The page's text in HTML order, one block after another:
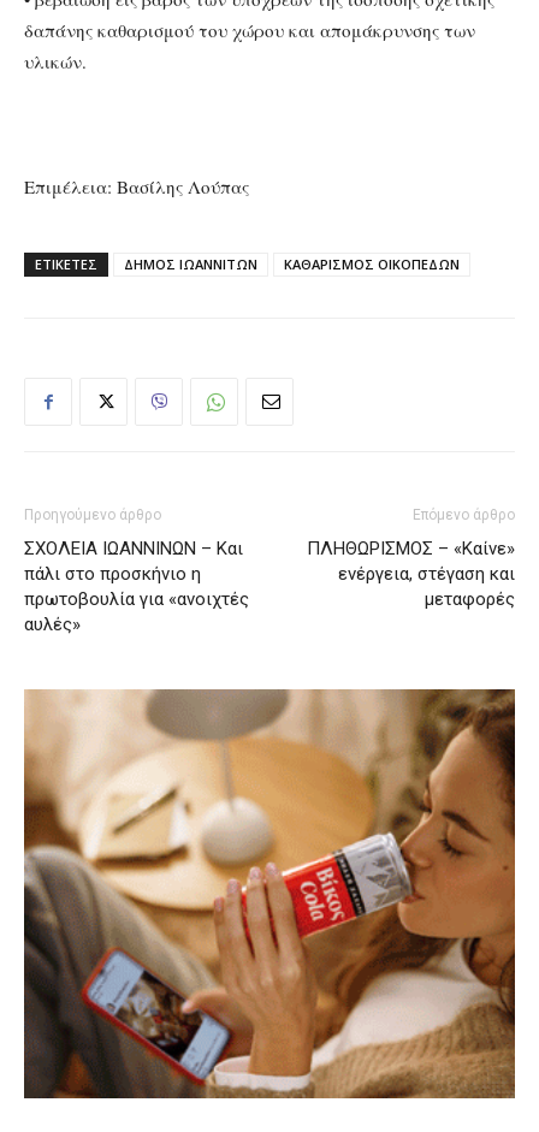
δαπάνης καθαρισμού του χώρου και απομάκρυνσης των
υλικών.
Επιμέλεια: Βασίλης Λούπας
ΕΤΙΚΕΤΕΣ ΔΗΜΟΣ ΙΩΑΝΝΙΤΩΝ ΚΑΘΑΡΙΣΜΟΣ ΟΙΚΟΠΕΔΩΝ
Προηγούμενο άρθρο
ΣΧΟΛΕΙΑ ΙΩΑΝΝΙΝΩΝ – Και
πάλι στο προσκήνιο η
πρωτοβουλία για «ανοιχτές
αυλές»
Επόμενο άρθρο
ΠΛΗΘΩΡΙΣΜΟΣ – «Καίνε»
ενέργεια, στέγαση και
μεταφορές